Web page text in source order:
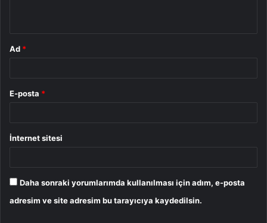
Ad *
E-posta *
İnternet sitesi
Daha sonraki yorumlarımda kullanılması için adım, e-posta
adresim ve site adresim bu tarayıcıya kaydedilsin.